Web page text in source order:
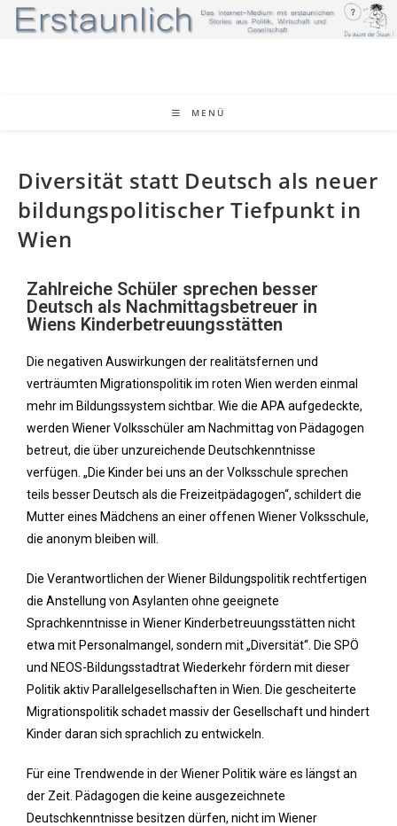
MENÜ
Diversität statt Deutsch als neuer
bildungspolitischer Tiefpunkt in
Wien
Zahlreiche Schüler sprechen besser
Deutsch als Nachmittagsbetreuer in
Wiens Kinderbetreuungsstätten
Die negativen Auswirkungen der realitätsfernen und
verträumten Migrationspolitik im roten Wien werden einmal
mehr im Bildungssystem sichtbar. Wie die APA aufgedeckte,
werden Wiener Volksschüler am Nachmittag von Pädagogen
betreut, die über unzureichende Deutschkenntnisse
verfügen. „Die Kinder bei uns an der Volksschule sprechen
teils besser Deutsch als die Freizeitpädagogen“, schildert die
Mutter eines Mädchens an einer offenen Wiener Volksschule,
die anonym bleiben will.
Die Verantwortlichen der Wiener Bildungspolitik rechtfertigen
die Anstellung von Asylanten ohne geeignete
Sprachkenntnisse in Wiener Kinderbetreuungsstätten nicht
etwa mit Personalmangel, sondern mit „Diversität“. Die SPÖ
und NEOS-Bildungsstadtrat Wiederkehr fördern mit dieser
Politik aktiv Parallelgesellschaften in Wien. Die gescheiterte
Migrationspolitik schadet massiv der Gesellschaft und hindert
Kinder daran sich sprachlich zu entwickeln.
Für eine Trendwende in der Wiener Politik wäre es längst an
der Zeit. Pädagogen die keine ausgezeichnete
Deutschkenntnisse besitzen dürfen, nicht im Wiener